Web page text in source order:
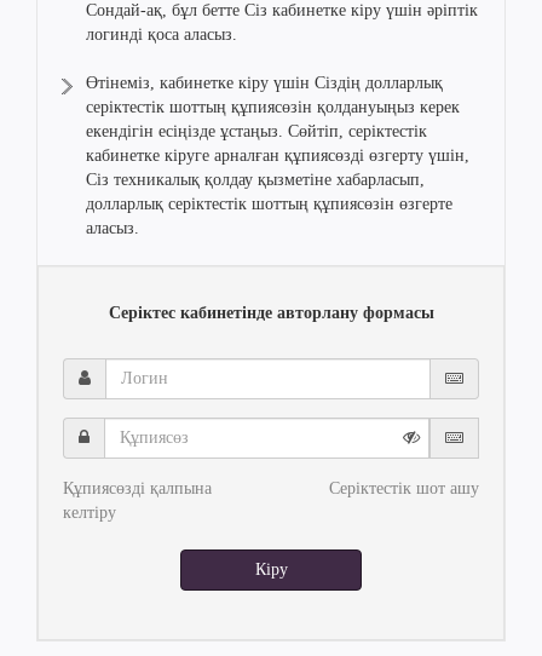
Сондай-ақ, бұл бетте Сіз кабинетке кіру үшін әріптік
логинді қоса аласыз.
Өтінеміз, кабинетке кіру үшін Сіздің долларлық
серіктестік шоттың құпиясөзін қолдануыңыз керек
екендігін есіңізде ұстаңыз. Сөйтіп, серіктестік
кабинетке кіруге арналған құпиясөзді өзгерту үшін,
Сіз техникалық қолдау қызметіне хабарласып,
долларлық серіктестік шоттың құпиясөзін өзгерте
аласыз.
Серіктес кабинетінде авторлану формасы
Логин
Құпиясөз
Құпиясөзді қалпына
келтіру
Серіктестік шот ашу
Кіру